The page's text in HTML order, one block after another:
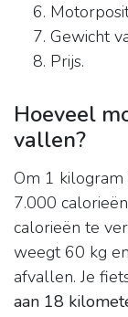
Gewicht
Prijs.
Hoeveel
vallen?
Om 1
7.000
calorieën te
weegt 60 kg
afvallen. Je
aan 18